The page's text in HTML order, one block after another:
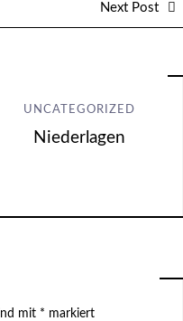
Next Post
UNCATEGORIZED
Niederlagen
mit * markiert